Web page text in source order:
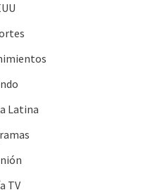
Latina
TV